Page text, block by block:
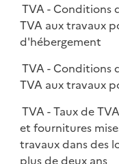
TVA - Conditions
TVA aux travaux
d'hébergement
TVA - Conditions
TVA aux travaux
TVA - Taux de
et fournitures
travaux dans des